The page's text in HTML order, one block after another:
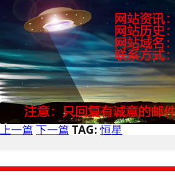
上一篇下一篇TAG:恒星